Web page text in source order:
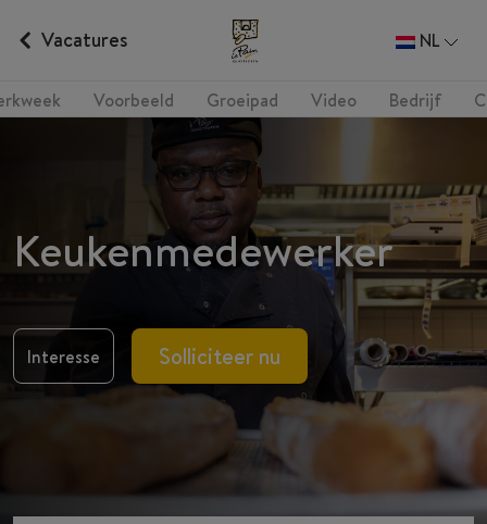
Vacatures NL
Voorbeeld Groeipad Video Bedrijf
Keukenmedewerker
Interesse Solliciteer nu